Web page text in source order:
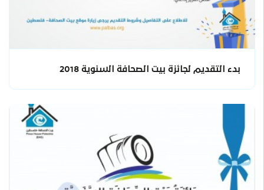
بدء التقديم لجائزة بيت الصحافة السنوية 2018